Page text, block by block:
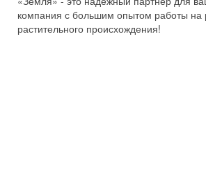
компания с большим опытом работы на
растительного происхождения!